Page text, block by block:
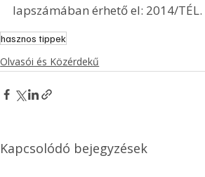
lapszámában érhető el: 2014/TÉL.
hasznos tippek
Olvasói és Közérdekű
Kapcsolódó bejegyzések